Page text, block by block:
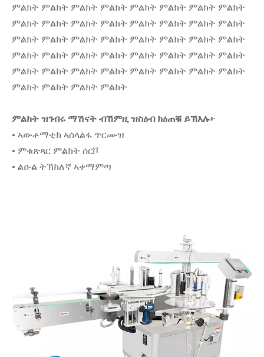
ምልክት ምልክት ምልክት ምልክት ምልክት ምልክት ምልክት ምልክት
ምልክት ምልክት ምልክት ምልክት ምልክት ምልክት ምልክት ምልክት
ምልክት ምልክት ምልክት ምልክት ምልክት ምልክት ምልክት ምልክት
ምልክት ምልክት ምልክት ምልክት ምልክት ምልክት ምልክት ምልክት
ምልክት ምልክት ምልክት ምልክት ምልክት ምልክት ምልክት ምልክት
ምልክት ምልክት ምልክት ምልክት
ምልክት ዝገብሩ ማሽናት ብኸምዚ ዝስዕብ ክዕጠቑ ይኽእሉ፦
• ኣውቶማቲክ ኣሰላልፋ ጥርሙዝ
• ምቁጽጻር ምልክት ሰርቮ
• ልዑል ትኽክለኛ ኣቀማምጣ